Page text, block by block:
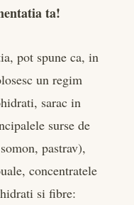
ta!
pot spune ca, in
un regim
sarac in
surse de
pastrav),
concentratele
si fibre: